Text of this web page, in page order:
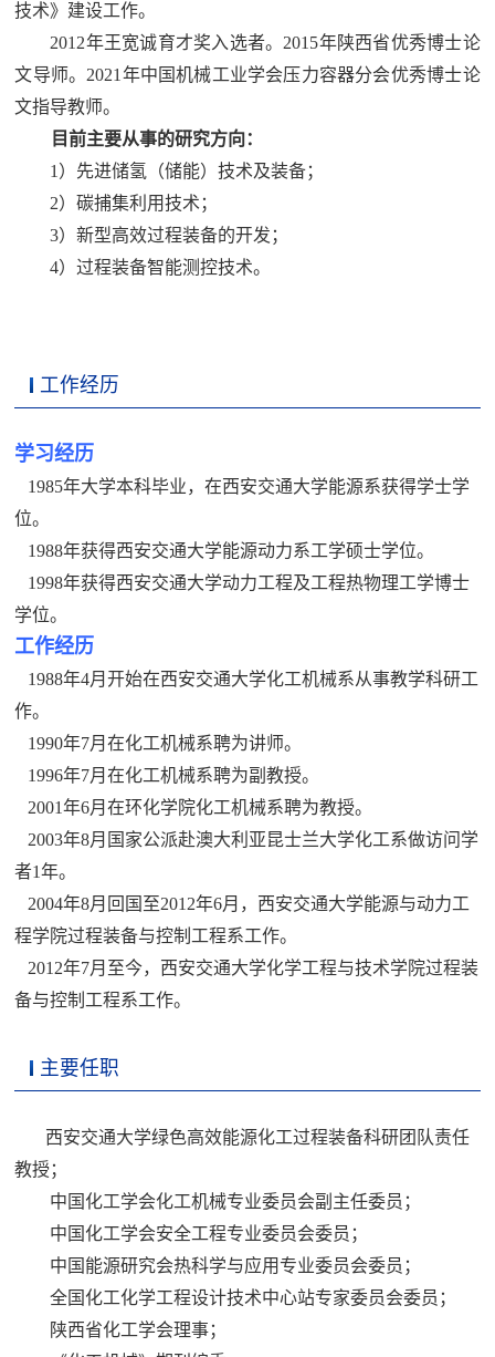
技术》建设工作。
2012年王宽诚育才奖入选者。2015年陕西省优秀博士论
文导师。2021年中国机械工业学会压力容器分会优秀博士论
文指导教师。
目前主要从事的研究方向：
1 ） 先进储氢（储能）技术及装备；
2）碳捕集利用技术；
3）新型高效过程装备的开发；
4）过程装备智能测控技术。
工作经历
学习经历
1985年大学本科毕业，在西安交通大学能源系获得学士学
位。
1988年获得西安交通大学能源动力系工学硕士学位。
1998年获得西安交通大学动力工程及工程热物理工学博士
学位。
工作经历
1988年4月开始在西安交通大学化工机械系从事教学科研工
作。
1990年7月在化工机械系聘为讲师。
1996年7月在化工机械系聘为副教授。
2001年6月在环化学院化工机械系聘为教授。
2003年8月国家公派赴澳大利亚昆士兰大学化工系做访问学
者1年。
2004年8月回国至2012年6月，西安交通大学能源与动力工
程学院过程装备与控制工程系工作。
2012年7月至今，西安交通大学化学工程与技术学院过程装
备与控制工程系工作。
主要任职
西安交通大学绿色高效能源化工过程装备科研团队责任
教授；
中国化工学会化工机械专业委员会副主任委员；
中国化工学会安全工程专业委员会委员；
中国能源研究会热科学与应用专业委员会委员；
全国化工化学工程设计技术中心站专家委员会委员；
陕西省化工学会理事；